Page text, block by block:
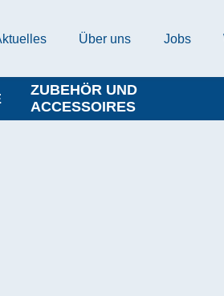
Über uns Jobs
ZUBEHÖR UND
ACCESSOIRES